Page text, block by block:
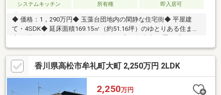
システムキッチン
所有権 即入居可
◆ 価格：1，290万円◆ 玉藻台団地内の閑静な住宅街◆ 平屋建
て・4SDK◆ 延床面積169.15㎡（約51.16坪）のゆとりある住まい
◆ 敷地面積394.97㎡（約119.47坪）の広々敷地◆ 四季を感じられ
る中庭付き◆ 収納スペースが豊富で住空間もすっきり◆ 縦列駐
車3台可能◆ 家族みんなが暮らしやすいワンフロア設計◆ 趣味部
屋・書斎・収納など多目的に使える4SDK◆ 広い玄関とゆとりあ
る室内空間◆ ゆったりとしたスローライフを叶える住まい◆ 現
地見学受付中！お気軽にお問い合わせください。
香川県高松市牟礼町大町 2,250万円 2LDK
2,250万円